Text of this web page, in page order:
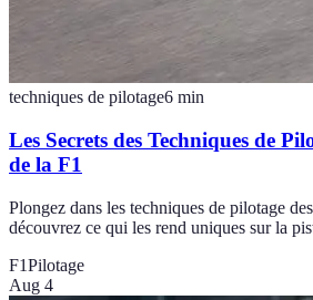
techniques de pilotage6 min
Les Secrets des Techniques de
de la F1
Plongez dans les techniques de pilotage
découvrez ce qui les rend uniques sur la
F1Pilotage
Aug 4